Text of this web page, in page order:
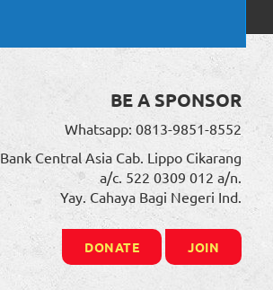
BE A SPONSOR
Whatsapp: 0813-9851-8552
Bank Central Asia Cab. Lippo Cikarang
a/c. 522 0309 012 a/n.
Yay. Cahaya Bagi Negeri Ind.
DONATE JOIN